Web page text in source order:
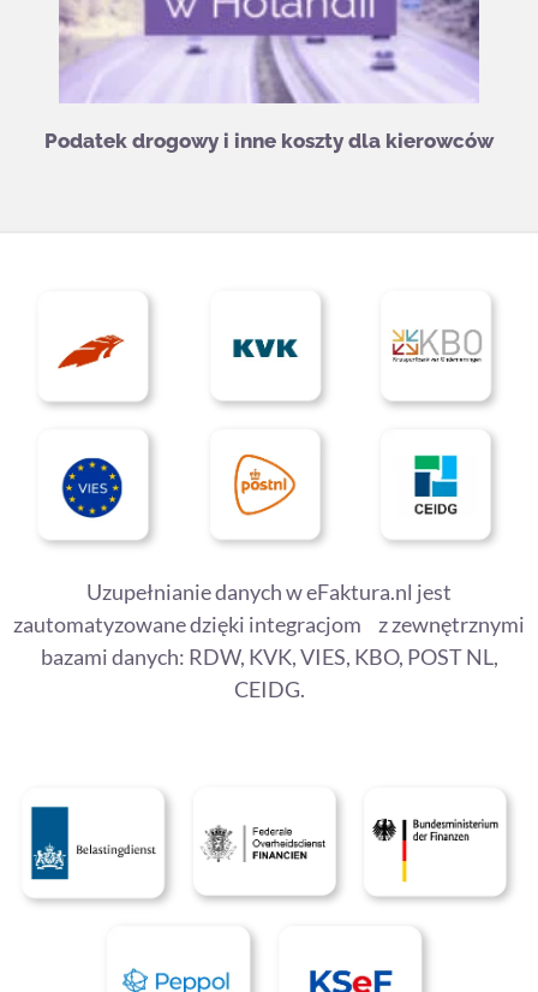
Podatek drogowy i inne koszty dla kierowców
Uzupełnianie danych w eFaktura.nl jest
zautomatyzowane dzięki integracjom z zewnętrznymi
bazami danych: RDW, KVK, VIES, KBO, POST NL,
CEIDG.